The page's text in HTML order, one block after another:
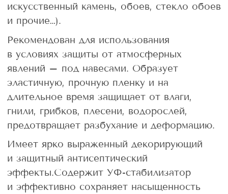
искусственный камень, обоев, стекло обоев
и прочие…).
Рекомендован для использования
в условиях защиты от атмосферных
явлений – под навесами. Образует
эластичную, прочную пленку и на
длительное время защищает от влаги,
гнили, грибков, плесени, водорослей,
предотвращает разбухание и деформацию.
Имеет ярко выраженный декорирующий
и защитный антисептический
эффекты.Содержит УФ-стабилизатор
и эффективно сохраняет насыщенность